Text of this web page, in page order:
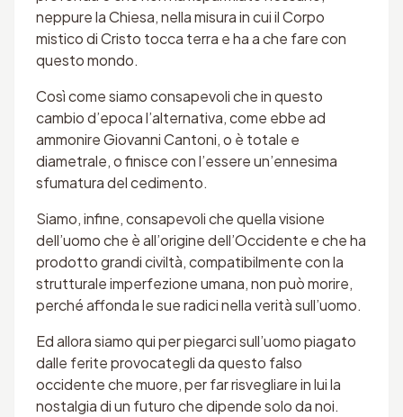
neppure la Chiesa, nella misura in cui il Corpo
mistico di Cristo tocca terra e ha a che fare con
questo mondo.
Così come siamo consapevoli che in questo
cambio d’epoca l’alternativa, come ebbe ad
ammonire Giovanni Cantoni, o è totale e
diametrale, o finisce con l’essere un’ennesima
sfumatura del cedimento.
Siamo, infine, consapevoli che quella visione
dell’uomo che è all’origine dell’Occidente e che ha
prodotto grandi civiltà, compatibilmente con la
strutturale imperfezione umana, non può morire,
perché affonda le sue radici nella verità sull’uomo.
Ed allora siamo qui per piegarci sull’uomo piagato
dalle ferite provocategli da questo falso
occidente che muore, per far risvegliare in lui la
nostalgia di un futuro che dipende solo da noi.